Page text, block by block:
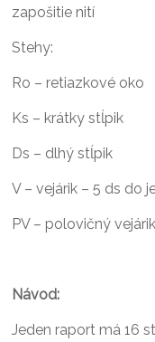
zapošitie nití
Stehy:
Ro – retiazkové oko
Ks – krátky stĺpik
Ds – dlhý stĺpik
V – vejárik – 5 ds do
PV – polovičný
Návod:
Jeden raport má 16